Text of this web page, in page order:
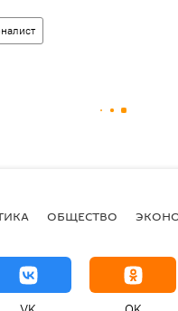
ОБЩЕСТВО